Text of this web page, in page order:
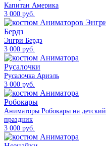
Капитан Америка
3 000 руб.
Энгри Бердз
3 000 руб.
Русалочка Ариэль
3 000 руб.
Аниматоры Робокары на детский
праздник
3 000 руб.